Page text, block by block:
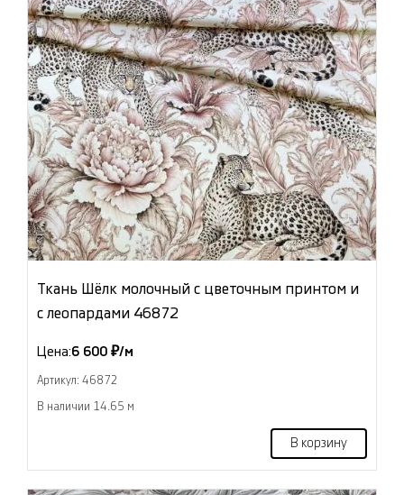
Ткань Шёлк молочный с цветочным принтом и
с леопардами 46872
Цена:6 600 ₽/м
Артикул: 46872
В наличии 14.65 м
В корзину